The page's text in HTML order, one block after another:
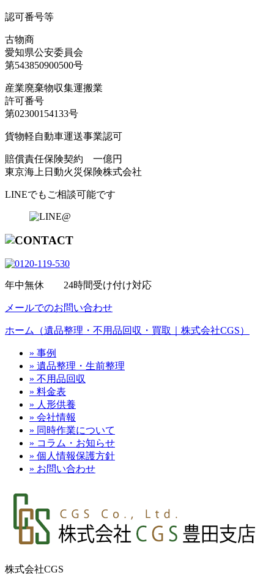
認可番号等
古物商
愛知県公安委員会
第543850900500号
産業廃棄物収集運搬業
許可番号
第02300154133号
貨物軽自動車運送事業認可
賠償責任保険契約 一億円
東京海上日動火災保険株式会社
LINEでもご相談可能です
年中無休 24時間受け付け対応
メールでのお問い合わせ
ホーム（遺品整理・不用品回収・買取｜株式会社CGS）
» 事例
» 遺品整理・生前整理
» 不用品回収
» 料金表
» 人形供養
» 会社情報
» 同時作業について
» コラム・お知らせ
» 個人情報保護方針
» お問い合わせ
株式会社CGS